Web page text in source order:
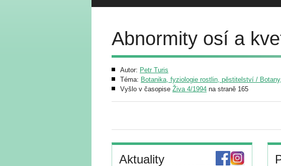
Abnormity osí a
Autor: Petr Turis
Téma: Botanika, fyziologie rostlin, pěstitelství /
Vyšlo v časopise Živa 4/1994 na straně 165
Aktuality